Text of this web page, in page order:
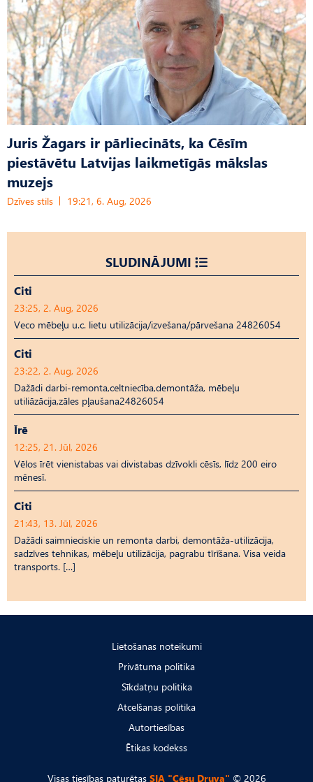
Juris Žagars ir pārliecināts, ka Cēsīm
piestāvētu Latvijas laikmetīgās mākslas
muzejs
Dzīves stils 19:21, 6. Aug, 2026
SLUDINĀJUMI
Citi
23:25, 2. Aug, 2026
Veco mēbeļu u.c. lietu utilizācija/izvešana/pārvešana 24826054
Citi
23:22, 2. Aug, 2026
Dažādi darbi-remonta,celtniecība,demontāža, mēbeļu
utiliāzācija,zāles pļaušana24826054
Īrē
12:25, 21. Jūl, 2026
Vēlos īrēt vienistabas vai divistabas dzīvokli cēsīs, līdz 200 eiro
mēnesī.
Citi
21:43, 13. Jūl, 2026
Dažādi saimnieciskie un remonta darbi, demontāža-utilizācija,
sadzīves tehnikas, mēbeļu utilizācija, pagrabu tīrīšana. Visa veida
transports. […]
Lietošanas noteikumi
Privātuma politika
Sīkdatņu politika
Atcelšanas politika
Autortiesības
Ētikas kodekss
Visas tiesības paturētas SIA "Cēsu Druva" © 2026